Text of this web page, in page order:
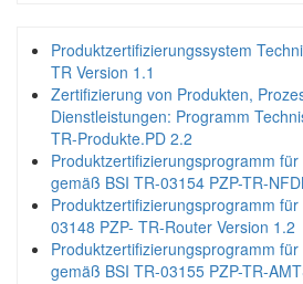
Produktzertifizierungssystem
TR Version 1.1
Zertifizierung von Produkten,
Dienstleistungen: Programm
TR-Produkte.PD 2.2
Produktzertifizierungsprogramm
gemäß BSI TR-03154 PZP-TR-
Produktzertifizierungsprogramm
03148 PZP- TR-Router Version 1.2
Produktzertifizierungsprogramm
gemäß BSI TR-03155 PZP-TR-